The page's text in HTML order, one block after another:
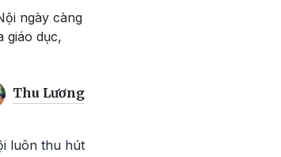
ngày càng
giáo dục,
Thu Lương
luôn thu hút